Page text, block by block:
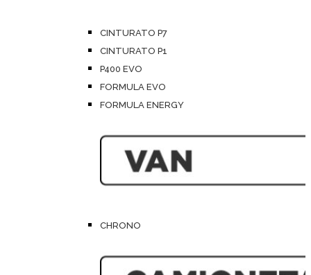
CINTURATO P7
CINTURATO P1
P400 EVO
FORMULA EVO
FORMULA ENERGY
CHRONO